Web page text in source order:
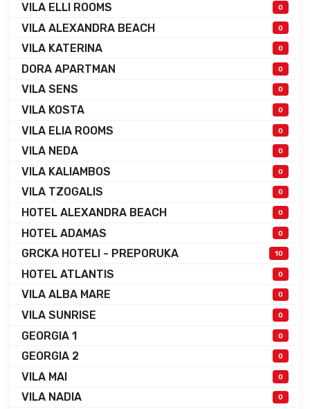
VILA ELLI ROOMS 0
VILA ALEXANDRA BEACH 0
VILA KATERINA 0
DORA APARTMAN 0
VILA SENS 0
VILA KOSTA 0
VILA ELIA ROOMS 0
VILA NEDA 0
VILA KALIAMBOS 0
VILA TZOGALIS 0
HOTEL ALEXANDRA BEACH 0
HOTEL ADAMAS 0
GRCKA HOTELI - PREPORUKA 10
HOTEL ATLANTIS 0
VILA ALBA MARE 0
VILA SUNRISE 0
GEORGIA 1 0
GEORGIA 2 0
VILA MAI 0
VILA NADIA 0